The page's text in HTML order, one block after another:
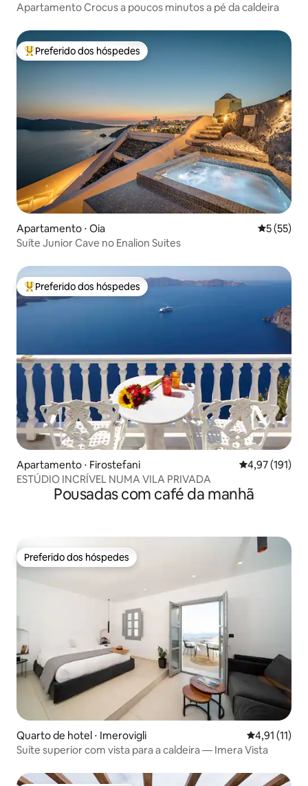
Apartamento Crocus a poucos minutos a pé da caldeira
Entre os melhores preferidos dos hóspedes
Preferido dos hóspedes
Apartamento ⋅ Oia 5 de uma
5 (55)
Suíte Junior Cave no Enalion Suites
Entre os melhores preferidos dos hóspedes
Preferido dos hóspedes
Apartamento ⋅ Firostefani 4,97 de uma
4,97 (191)
ESTÚDIO INCRÍVEL NUMA VILA PRIVADA
Pousadas com café da manhã
Preferido dos hóspedes
Preferido dos hóspedes
Quarto de hotel ⋅ Imerovigli 4,91 de uma
4,91 (11)
Suíte superior com vista para a caldeira — Imera Vista